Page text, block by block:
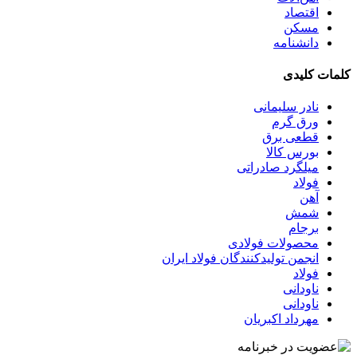
اقتصاد
مسکن
دانشنامه
کلمات کلیدی
نادر سلیمانی
ورق گرم
قطعی برق
بورس کالا
میلگرد صادراتی
فولاد
آهن
شمش
برجام
محصولات فولادی
انجمن تولیدکنندگان فولاد ایران
فولاد
ناودانی
ناودانی
مهرداد اکبریان